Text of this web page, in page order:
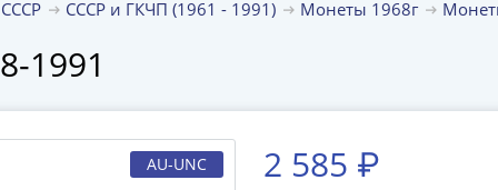
СССР и ГКЧП (1961 - 1991) Монеты 1968г
1991
AU-UNC 2 585 ₽